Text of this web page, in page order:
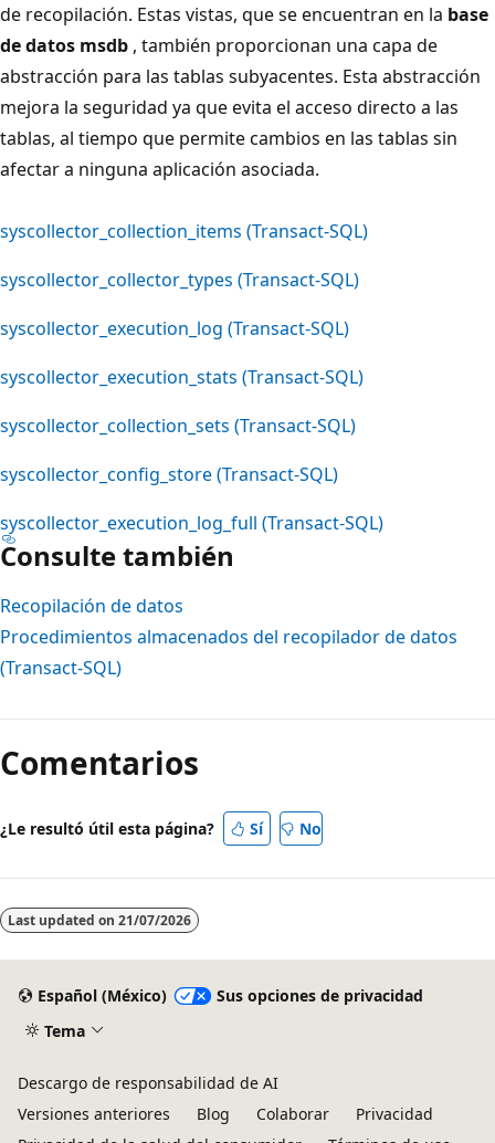
de recopilación. Estas vistas, que se encuentran en la base
de datos msdb , también proporcionan una capa de
abstracción para las tablas subyacentes. Esta abstracción
mejora la seguridad ya que evita el acceso directo a las
tablas, al tiempo que permite cambios en las tablas sin
afectar a ninguna aplicación asociada.
syscollector_collection_items (Transact-SQL)
syscollector_collector_types (Transact-SQL)
syscollector_execution_log (Transact-SQL)
syscollector_execution_stats (Transact-SQL)
syscollector_collection_sets (Transact-SQL)
syscollector_config_store (Transact-SQL)
syscollector_execution_log_full (Transact-SQL)
Consulte también
Recopilación de datos
Procedimientos almacenados del recopilador de datos
(Transact-SQL)
de
lectura
Comentarios
¿Le resultó útil esta página? Sí No
Last updated on 21/07/2026
Español (México)
Sus opciones de privacidad
Tema
Descargo de responsabilidad de AI
Versiones anteriores
Blog Colaborar
Privacidad